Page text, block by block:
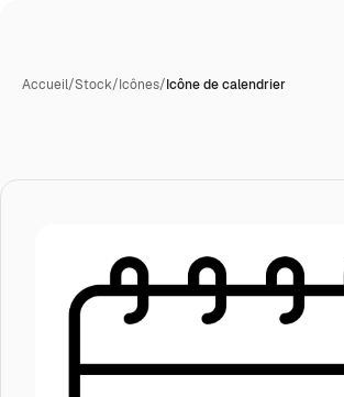
Accueil/Stock/Icônes/Icône de calendrier